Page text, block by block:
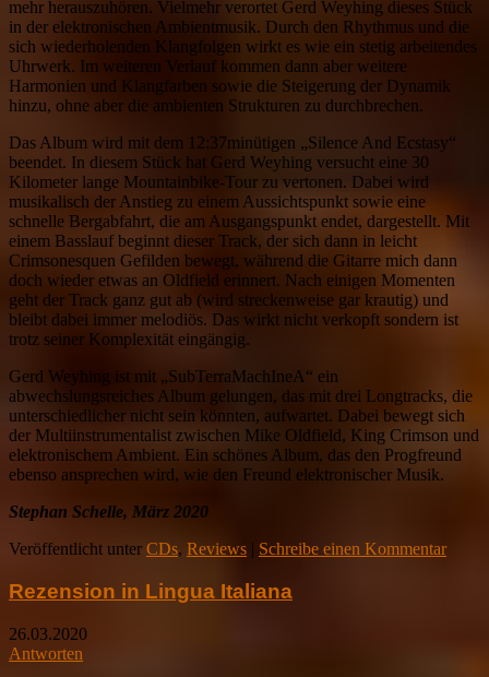
mehr herauszuhören. Vielmehr verortet Gerd Weyhing dieses Stück
in der elektronischen Ambientmusik. Durch den Rhythmus und die
sich wiederholenden Klangfolgen wirkt es wie ein stetig arbeitendes
Uhrwerk. Im weiteren Verlauf kommen dann aber weitere
Harmonien und Klangfarben sowie die Steigerung der Dynamik
hinzu, ohne aber die ambienten Strukturen zu durchbrechen.
Das Album wird mit dem 12:37minütigen „Silence And Ecstasy“
beendet. In diesem Stück hat Gerd Weyhing versucht eine 30
Kilometer lange Mountainbike-Tour zu vertonen. Dabei wird
musikalisch der Anstieg zu einem Aussichtspunkt sowie eine
schnelle Bergabfahrt, die am Ausgangspunkt endet, dargestellt. Mit
einem Basslauf beginnt dieser Track, der sich dann in leicht
Crimsonesquen Gefilden bewegt, während die Gitarre mich dann
doch wieder etwas an Oldfield erinnert. Nach einigen Momenten
geht der Track ganz gut ab (wird streckenweise gar krautig) und
bleibt dabei immer melodiös. Das wirkt nicht verkopft sondern ist
trotz seiner Komplexität eingängig.
Gerd Weyhing ist mit „SubTerraMachIneA“ ein
abwechslungsreiches Album gelungen, das mit drei Longtracks, die
unterschiedlicher nicht sein könnten, aufwartet. Dabei bewegt sich
der Multiinstrumentalist zwischen Mike Oldfield, King Crimson und
elektronischem Ambient. Ein schönes Album, das den Progfreund
ebenso ansprechen wird, wie den Freund elektronischer Musik.
Stephan Schelle, März 2020
Veröffentlicht unter CDs, Reviews | Schreibe einen Kommentar
Rezension in Lingua Italiana
26.03.2020
Antworten